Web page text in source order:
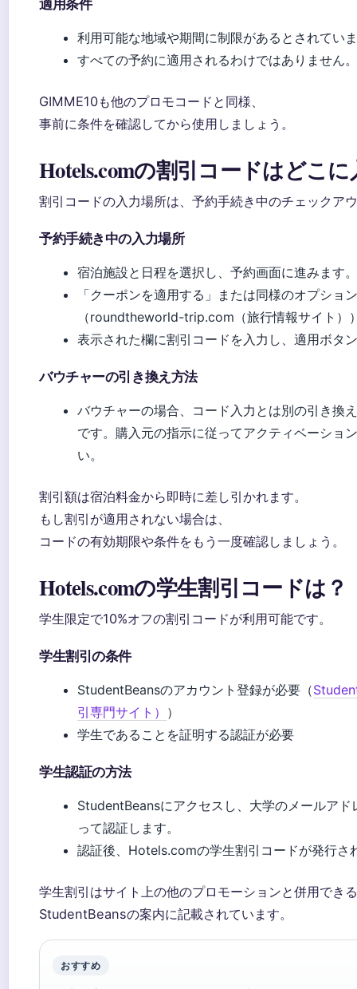
適用条件
利用可能な地域や期間に制限があるとされてい
すべての予約に適用されるわけではありません。
GIMME10も他のプロモコードと同様、
事前に条件を確認してから使用しましょう。
Hotels.comの割引コードはどこ
割引コードの入力場所は、予約手続き中のチェックア
予約手続き中の入力場所
宿泊施設と日程を選択し、予約画面に進みます。
「クーポンを適用する」または同様のオプショ
（roundtheworld-trip.com（旅行情報サイト）
表示された欄に割引コードを入力し、適用ボタ
バウチャーの引き換え方法
バウチャーの場合、コード入力とは別の引き換
です。購入元の指示に従ってアクティベーショ
い。
割引額は宿泊料金から即時に差し引かれます。
もし割引が適用されない場合は、
コードの有効期限や条件をもう一度確認しましょう。
Hotels.comの学生割引コードは？
学生限定で10%オフの割引コードが利用可能です。
学生割引の条件
StudentBeansのアカウント登録が必要（
引専門サイト） ）
学生であることを証明する認証が必要
学生認証の方法
StudentBeansにアクセスし、大学のメールアド
って認証します。
認証後、Hotels.comの学生割引コードが発行さ
学生割引はサイト上の他のプロモーションと併用でき
StudentBeansの案内に記載されています。
おすすめ